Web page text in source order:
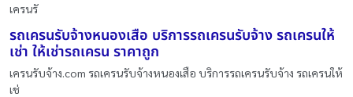
เครนรั
รถเครนรับจ้างหนองเสือ บริการรถเครนรับจ้าง รถเครนให้
เช่า ให้เช่ารถเครน ราคาถูก
เครนรับจ้าง.com รถเครนรับจ้างหนองเสือ บริการรถเครนรับจ้าง รถเครนให้
เช่